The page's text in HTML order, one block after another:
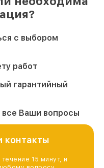
с выбором
работ
гарантийный
Ваши вопросы
контакты
15 минут, и